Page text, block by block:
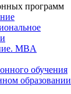
программ
MBA
обучения
образовании